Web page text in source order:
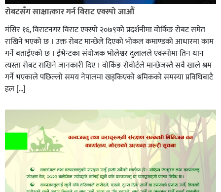
रोबटसँग साक्षात्कार गर्न विराट एक्स्पो जाऔं
मंसिर १६, विराटनगर विराट एक्स्पो २०७९को प्रदर्शनीमा वोर्किङ रोबट समेत
राखिने भएको छ । उक्त रोबट मान्छेले दिएको भोकल कमाण्डको आधारमा काम
गर्ने बताईएको छ । ईभेन्टका संयोजक भोलेश्वर दुलालले एक्स्पोमा तिन थान
त्यस्ता रोबट राखिने जानकारी दिए । वोर्किङ रोवोर्टले मान्छेजस्तै सवै खाले श्रम
गर्ने भएकाले पछिल्लो समय नेपालमा खड्किएको श्रमिकको समस्या प्रविधिबाटै
हल […]